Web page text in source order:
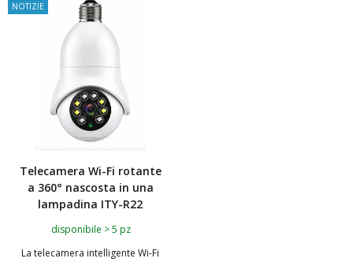
NOTIZIE
Telecamera Wi-Fi rotante
a 360° nascosta in una
lampadina ITY-R22
disponibile > 5 pz
La telecamera intelligente Wi-Fi